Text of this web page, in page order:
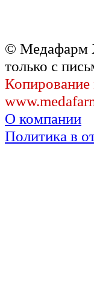
© Медафарм
только с
Копирование
О компании
Политика в